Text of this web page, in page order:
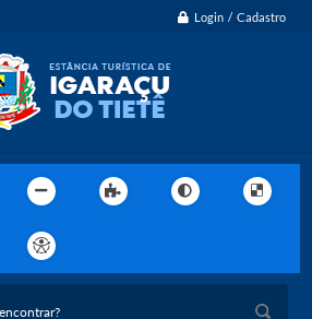
Login / Cadastro